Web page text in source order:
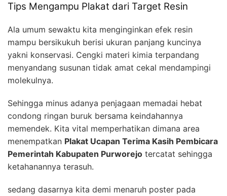
Tips Mengampu Plakat dari Target Resin
Ala umum sewaktu kita menginginkan efek resin
mampu bersikukuh berisi ukuran panjang kuncinya
yakni konservasi. Cengki materi kimia terpandang
menyandang susunan tidak amat cekal mendampingi
molekulnya.
Sehingga minus adanya penjagaan memadai hebat
condong ringan buruk bersama keindahannya
memendek. Kita vital memperhatikan dimana area
menempatkan Plakat Ucapan Terima Kasih Pembicara
Pemerintah Kabupaten Purworejo tercatat sehingga
ketahanannya terasuh.
sedang dasarnya kita demi menaruh poster pada